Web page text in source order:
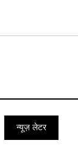
न्यूज़ लेटर